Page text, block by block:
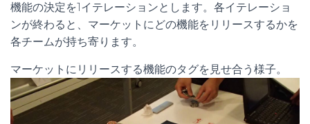
機能の決定を1イテレーションとします。各イテレーショ
ンが終わると、マーケットにどの機能をリリースするかを
各チームが持ち寄ります。
マーケットにリリースする機能のタグを見せ合う様子。